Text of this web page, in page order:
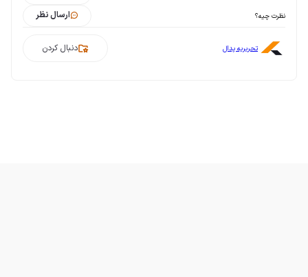
نظرت چیه؟ ارسال نظر
تحریریه پدال دنبال کردن